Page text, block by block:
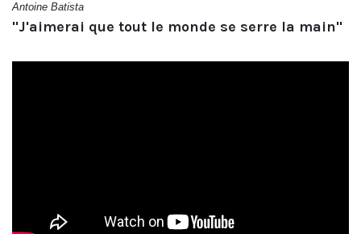
Antoine Batista
"J'aimerai que tout le monde se serre la main"